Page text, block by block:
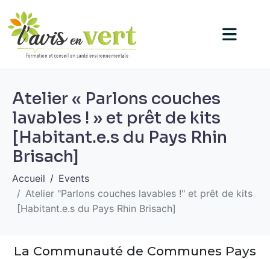
Atelier « Parlons couches
lavables ! » et prêt de kits
[Habitant.e.s du Pays Rhin
Brisach]
Accueil
Events
Atelier "Parlons couches lavables !" et prêt de kits
[Habitant.e.s du Pays Rhin Brisach]
La Communauté de Communes Pays